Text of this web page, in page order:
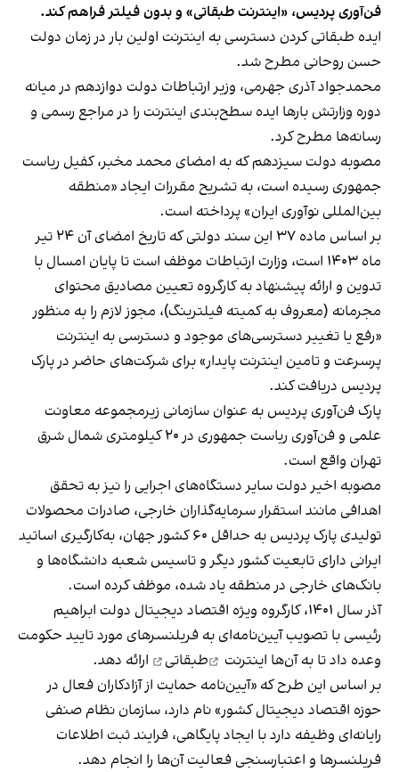
فن‌آوری پردیس، «اینترنت طبقاتی» و بدون فیلتر فراهم کند.
ایده طبقاتی کردن دسترسی به اینترنت اولین بار در زمان دولت
حسن روحانی مطرح شد.
محمدجواد آذری جهرمی، وزیر ارتباطات دولت دوازدهم در میانه
دوره وزارتش بارها ایده سطح‌بندی اینترنت را در مراجع رسمی و
رسانه‌ها مطرح کرد.
مصوبه دولت سیزدهم که به امضای محمد مخبر، کفیل ریاست
جمهوری رسیده است، به تشریح مقررات ایجاد «منطقه
بین‌المللی نوآوری ایران» پرداخته است.
بر اساس ماده ۳۷
این سند دولتی
که تاریخ امضای آن ۲۴ تیر
ماه ۱۴۰۳ است، وزارت ارتباطات موظف است تا پایان امسال با
تدوین و ارائه پیشنهاد به کارگروه تعیین مصادیق محتوای
مجرمانه (معروف به کمیته فیلترینگ)، مجوز لازم را به منظور
«رفع یا تغییر دسترسی‌های موجود و دسترسی به اینترنت
پرسرعت و تامین اینترنت پایدار» برای شرکت‌های حاضر در پارک
پردیس دریافت کند.
پارک فن‌آوری پردیس به عنوان سازمانی زیرمجموعه معاونت
علمی و فن‌آوری ریاست جمهوری در ۲۰ کیلومتری شمال شرق
تهران واقع است.
مصوبه اخیر دولت سایر دستگاه‌های اجرایی را نیز به تحقق
اهدافی مانند استقرار سرمایه‌گذاران خارجی، صادرات محصولات
تولیدی پارک پردیس به حداقل ۶۰ کشور جهان، به‌‌کارگیری اساتید
ایرانی دارای تابعیت کشور دیگر و تاسیس شعبه دانشگاه‌ها و
بانک‌های خارجی در منطقه یاد شده، موظف کرده است.
آذر سال ۱۴۰۱، کارگروه ویژه اقتصاد دیجیتال دولت ابراهیم
رئیسی با تصویب آیین‌نامه‌ای به فریلنسرهای مورد تایید حکومت
وعده داد تا به آن‌ها اینترنت طبقاتی
ارائه دهد.
بر اساس این طرح که «آیین‌نامه حمایت از آزادکاران فعال در
حوزه اقتصاد دیجیتال کشور» نام دارد، سازمان نظام صنفی
رایانه‌ای وظیفه دارد با ایجاد پایگاهی، فرایند ثبت اطلاعات
فریلنسرها و اعتبارسنجی فعالیت آن‌ها را انجام دهد.